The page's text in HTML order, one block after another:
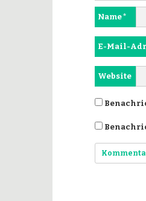
Name*
E-Mail-
Website